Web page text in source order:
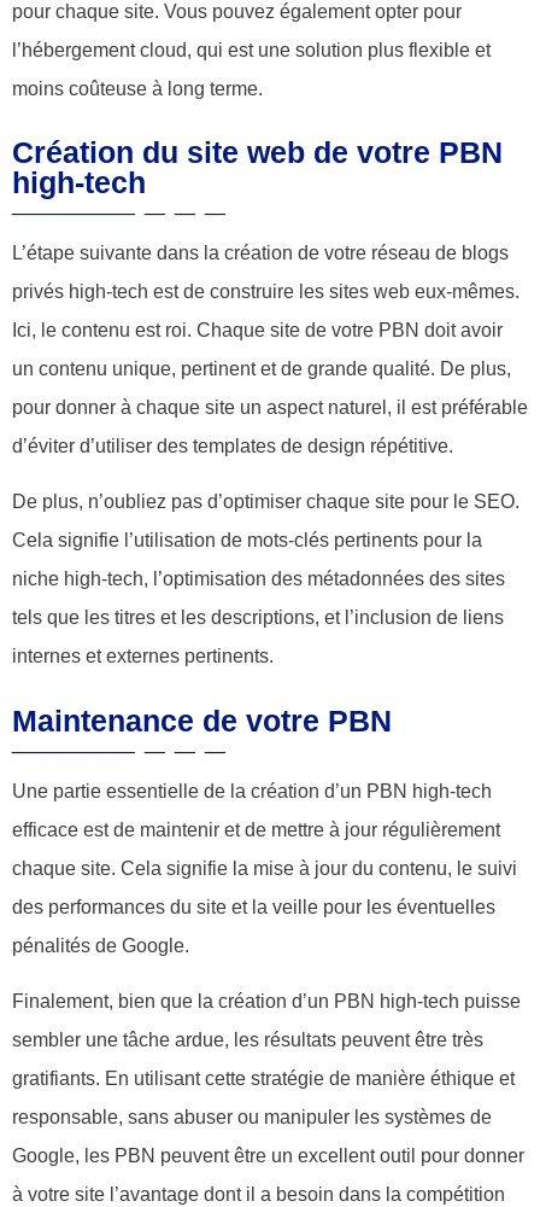
pour chaque site. Vous pouvez également opter pour
l’hébergement cloud, qui est une solution plus flexible et
moins coûteuse à long terme.
Création du site web de votre PBN
high-tech
L’étape suivante dans la création de votre réseau de blogs
privés high-tech est de construire les sites web eux-mêmes.
Ici, le contenu est roi. Chaque site de votre PBN doit avoir
un contenu unique, pertinent et de grande qualité. De plus,
pour donner à chaque site un aspect naturel, il est préférable
d’éviter d’utiliser des templates de design répétitive.
De plus, n’oubliez pas d’optimiser chaque site pour le SEO.
Cela signifie l’utilisation de mots-clés pertinents pour la
niche high-tech, l’optimisation des métadonnées des sites
tels que les titres et les descriptions, et l’inclusion de liens
internes et externes pertinents.
Maintenance de votre PBN
Une partie essentielle de la création d’un PBN high-tech
efficace est de maintenir et de mettre à jour régulièrement
chaque site. Cela signifie la mise à jour du contenu, le suivi
des performances du site et la veille pour les éventuelles
pénalités de Google.
Finalement, bien que la création d’un PBN high-tech puisse
sembler une tâche ardue, les résultats peuvent être très
gratifiants. En utilisant cette stratégie de manière éthique et
responsable, sans abuser ou manipuler les systèmes de
Google, les PBN peuvent être un excellent outil pour donner
à votre site l’avantage dont il a besoin dans la compétition